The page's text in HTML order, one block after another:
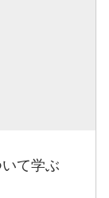
て学ぶ